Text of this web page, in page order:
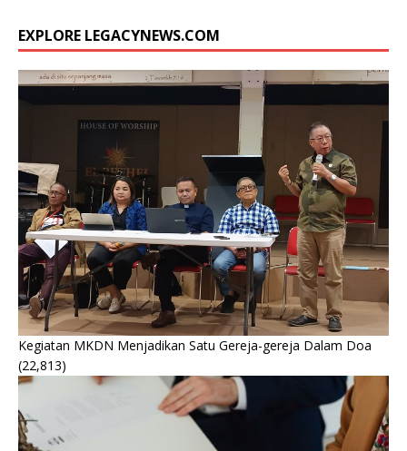
EXPLORE LEGACYNEWS.COM
Kegiatan MKDN Menjadikan Satu Gereja-gereja Dalam Doa
(22,813)